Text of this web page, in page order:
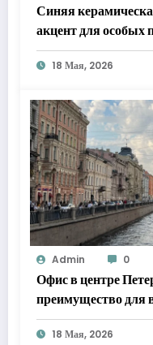
Синяя
акцент для особых
18 Мая, 2026
Admin 0
Офис в центре
преимущество для
18 Мая, 2026